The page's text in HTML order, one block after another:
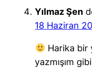
Yılmaz Şen
18 Haziran
Harika bir
yazmışım